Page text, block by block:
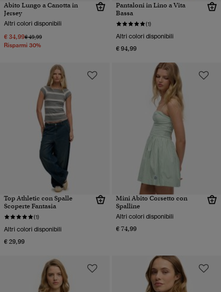
Abito Lungo a Canotta in
Jersey
Altri colori disponibili
€ 34,99Prezzo ridotto da
€ 49,99a
Risparmi 30%
Pantaloni in Lino a Vita
Bassa
(1)
Altri colori disponibili
€ 94,99
Top Athletic con Spalle
Scoperte Fantasia
(1)
Altri colori disponibili
€ 29,99
Mini Abito Corsetto con
Spalline
Altri colori disponibili
€ 74,99